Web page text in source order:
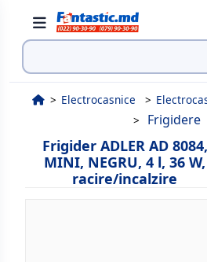
Cauta
Electrocasnice
Frigidere
Frigider ADLER AD 8084,
MINI, NEGRU, 4 l, 36 W,
racire/incalzire